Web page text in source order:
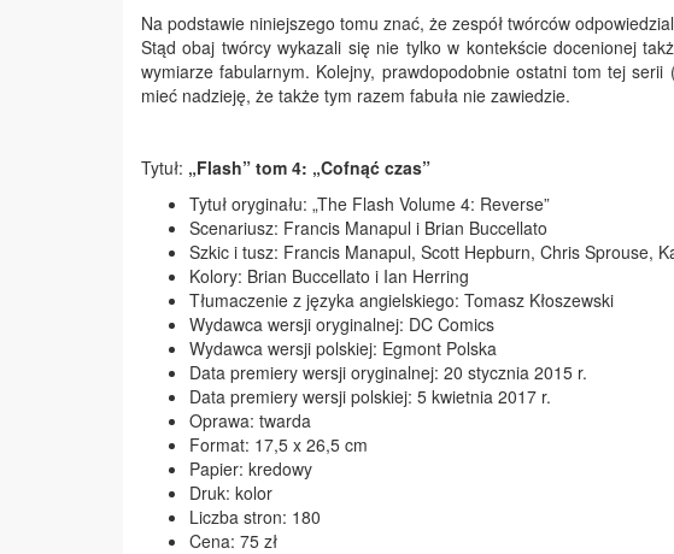
Na podstawie niniejszego tomu znać, że zespół twórców
Stąd obaj twórcy wykazali się nie tylko w kontekście docenionej
wymiarze fabularnym. Kolejny, prawdopodobnie ostatni tom tej serii
mieć nadzieję, że także tym razem fabuła nie zawiedzie.
Tytuł: „Flash” tom 4: „Cofnąć czas”
Tytuł oryginału: „The Flash Volume 4: Reverse”
Scenariusz: Francis Manapul i Brian Buccellato
Szkic i tusz: Francis Manapul, Scott Hepburn, Chris Sprouse,
Kolory: Brian Buccellato i Ian Herring
Tłumaczenie z języka angielskiego: Tomasz Kłoszewski
Wydawca wersji oryginalnej: DC Comics
Wydawca wersji polskiej: Egmont Polska
Data premiery wersji oryginalnej: 20 stycznia 2015 r.
Data premiery wersji polskiej: 5 kwietnia 2017 r.
Oprawa: twarda
Format: 17,5 x 26,5 cm
Papier: kredowy
Druk: kolor
Liczba stron: 180
Cena: 75 zł